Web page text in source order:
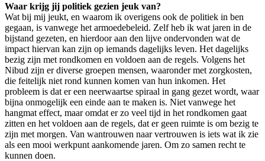
Waar krijg jij politiek gezien jeuk van?
Wat bij mij jeukt, en waarom ik overigens ook de politiek in ben
gegaan, is vanwege het armoedebeleid. Zelf heb ik wat jaren in de
bijstand gezeten, en hierdoor aan den lijve ondervonden wat de
impact hiervan kan zijn op iemands dagelijks leven. Het dagelijks
bezig zijn met rondkomen en voldoen aan de regels. Volgens het
Nibud zijn er diverse groepen mensen, waaronder met zorgkosten,
die feitelijk niet rond kunnen komen van hun inkomen. Het
probleem is dat er een neerwaartse spiraal in gang gezet wordt, waar
bijna onmogelijk een einde aan te maken is. Niet vanwege het
hangmat effect, maar omdat er zo veel tijd in het rondkomen gaat
zitten en het voldoen aan de regels, dat er geen ruimte is om bezig te
zijn met morgen. Van wantrouwen naar vertrouwen is iets wat ik zie
als een mooi werkpunt aankomende jaren. Om zo samen recht te
kunnen doen.